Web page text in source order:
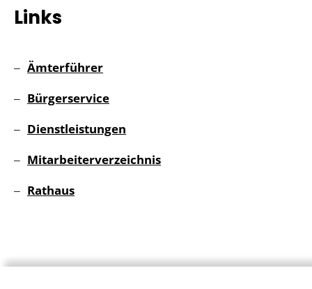
Links
Ämterführer
Bürgerservice
Dienstleistungen
Mitarbeiterverzeichnis
Rathaus